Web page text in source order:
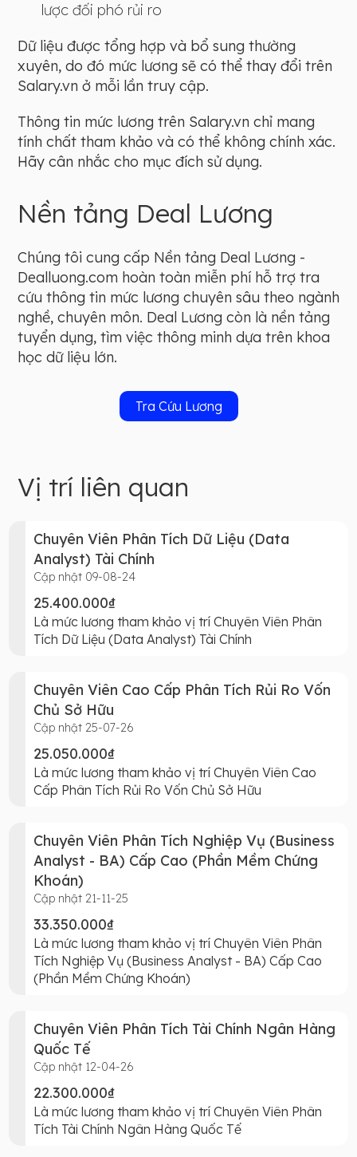
lược đối phó rủi ro
Dữ liệu được tổng hợp và bổ sung thường
xuyên, do đó mức lương sẽ có thể thay đổi trên
Salary.vn ở mỗi lần truy cập.
Thông tin mức lương trên Salary.vn chỉ mang
tính chất tham khảo và có thể không chính xác.
Hãy cân nhắc cho mục đích sử dụng.
Nền tảng Deal Lương
Chúng tôi cung cấp Nền tảng Deal Lương -
Dealluong.com hoàn toàn miễn phí hỗ trợ tra
cứu thông tin mức lương chuyên sâu theo ngành
nghề, chuyên môn. Deal Lương còn là nền tảng
tuyển dụng, tìm việc thông minh dựa trên khoa
học dữ liệu lớn.
Tra Cứu Lương
Vị trí liên quan
Chuyên Viên Phân Tích Dữ Liệu (Data
Analyst) Tài Chính
Cập nhật 09-08-24
25.400.000₫
Là mức lương tham khảo vị trí Chuyên Viên Phân
Tích Dữ Liệu (Data Analyst) Tài Chính
Chuyên Viên Cao Cấp Phân Tích Rủi Ro Vốn
Chủ Sở Hữu
Cập nhật 25-07-26
25.050.000₫
Là mức lương tham khảo vị trí Chuyên Viên Cao
Cấp Phân Tích Rủi Ro Vốn Chủ Sở Hữu
Chuyên Viên Phân Tích Nghiệp Vụ (Business
Analyst - BA) Cấp Cao (Phần Mềm Chứng
Khoán)
Cập nhật 21-11-25
33.350.000₫
Là mức lương tham khảo vị trí Chuyên Viên Phân
Tích Nghiệp Vụ (Business Analyst - BA) Cấp Cao
(Phần Mềm Chứng Khoán)
Chuyên Viên Phân Tích Tài Chính Ngân Hàng
Quốc Tế
Cập nhật 12-04-26
22.300.000₫
Là mức lương tham khảo vị trí Chuyên Viên Phân
Tích Tài Chính Ngân Hàng Quốc Tế